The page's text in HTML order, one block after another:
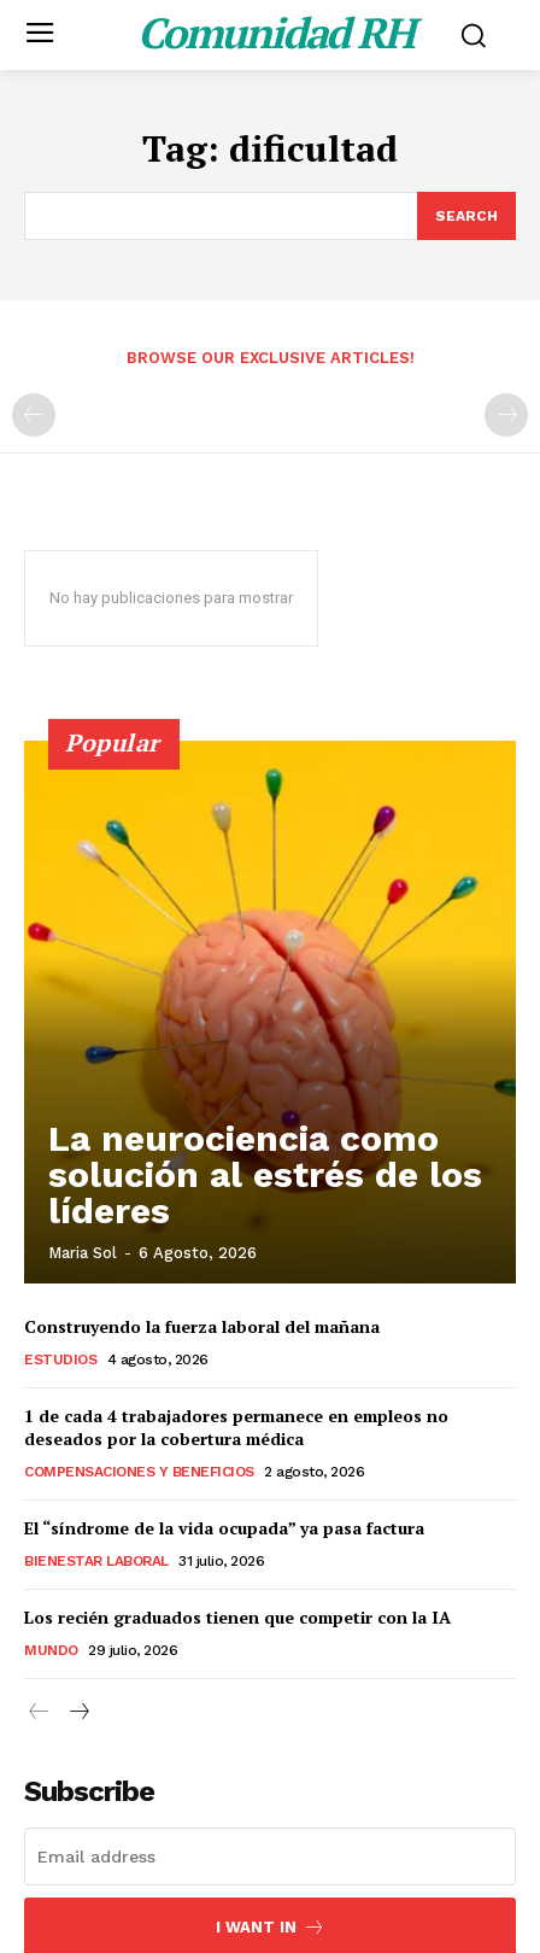
Comunidad RH
Tag: dificultad
SEARCH
BROWSE OUR EXCLUSIVE ARTICLES!
No hay publicaciones para mostrar
Popular
La neurociencia como
solución al estrés de los
líderes
Maria Sol - 6 Agosto, 2026
Construyendo la fuerza laboral del mañana
ESTUDIOS 4 agosto, 2026
1 de cada 4 trabajadores permanece en empleos no
deseados por la cobertura médica
COMPENSACIONES Y BENEFICIOS 2 agosto, 2026
El “síndrome de la vida ocupada” ya pasa factura
BIENESTAR LABORAL 31 julio, 2026
Los recién graduados tienen que competir con la IA
MUNDO 29 julio, 2026
Subscribe
I WANT IN